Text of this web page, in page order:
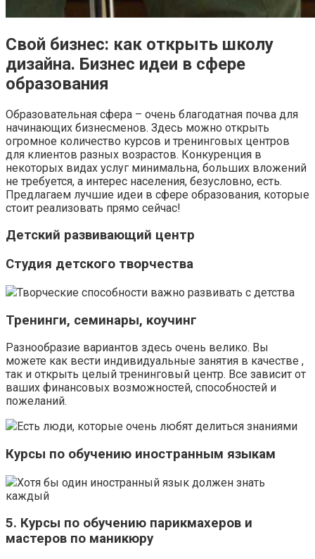
Свой бизнес: как открыть школу
дизайна. Бизнес идеи в сфере
образования
Образовательная сфера – очень благодатная почва для
начинающих бизнесменов. Здесь можно открыть
огромное количество курсов и тренинговых центров
для клиентов разных возрастов. Конкуренция в
некоторых видах услуг минимальна, больших вложений
не требуется, а интерес населения, безусловно, есть.
Предлагаем лучшие идеи в сфере образования, которые
стоит реализовать прямо сейчас!
Детский развивающий центр
Студия детского творчества
Творческие способности важно развивать с детства
Тренинги, семинары, коучинг
Разнообразие вариантов здесь очень велико. Вы
можете как вести индивидуальные занятия в качестве ,
так и открыть целый тренинговый центр. Все зависит от
ваших финансовых возможностей, способностей и
пожеланий.
Есть люди, которые очень любят делиться знаниями
Курсы по обучению иностранным языкам
Хотя бы один иностранный язык должен знать
каждый
5. Курсы по обучению парикмахеров и
мастеров по маникюру